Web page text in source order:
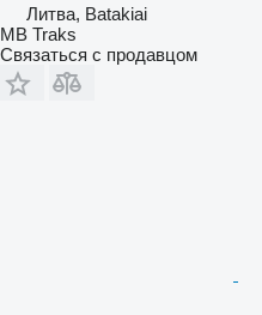
Литва, Batakiai
MB Traks
Связаться с продавцом